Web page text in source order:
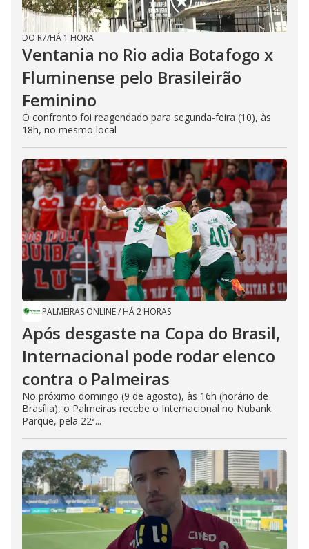
DO R7/HÁ 1 HORA
Ventania no Rio adia Botafogo x
Fluminense pelo Brasileirão
Feminino
O confronto foi reagendado para segunda-feira (10), às
18h, no mesmo local
PALMEIRAS ONLINE/ HÁ 2 HORAS
Após desgaste na Copa do Brasil,
Internacional pode rodar elenco
contra o Palmeiras
No próximo domingo (9 de agosto), às 16h (horário de
Brasília), o Palmeiras recebe o Internacional no Nubank
Parque, pela 22ª...